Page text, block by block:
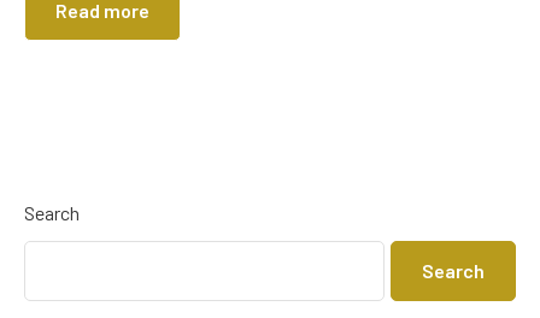
Read more
Search
Search